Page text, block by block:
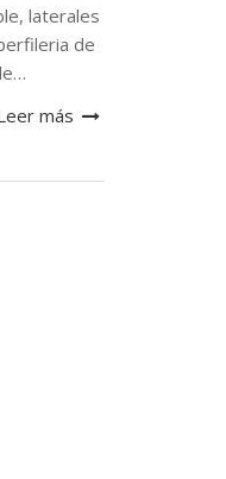
laterales
de
más